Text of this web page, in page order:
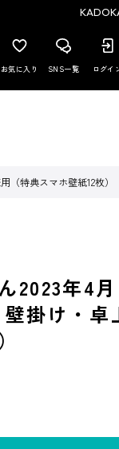
お気に入り SNS一覧 ログイ
（特典スマホ壁紙12枚）
2023年4月
掛け・卓